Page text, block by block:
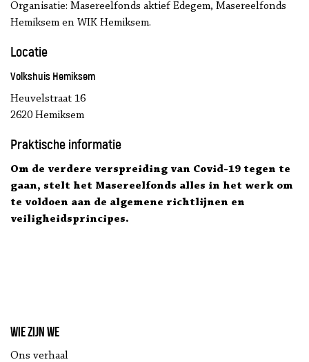
Organisatie: Masereelfonds aktief Edegem, Masereelfonds
Hemiksem en WIK Hemiksem.
Locatie
Volkshuis Hemiksem
Heuvelstraat 16
2620 Hemiksem
Praktische informatie
Om de verdere verspreiding van Covid-19 tegen te
gaan, stelt het Masereelfonds alles in het werk om
te voldoen aan de algemene richtlijnen en
veiligheidsprincipes.
Wie zijn we
Ons verhaal